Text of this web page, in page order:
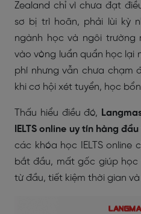
Zealand chỉ vì chưa đạt
sơ bị trì hoãn, phải lùi kỳ
ngành học và ngôi trường
vào vòng luẩn quẩn học lại
phí nhưng vẫn chưa chạm
khi cơ hội xét tuyển, học
Thấu hiểu điều đó,
IELTS online uy tín hàng
các khóa học IELTS online
bắt đầu, mất gốc giúp học
từ đầu, tiết kiệm thời gian và